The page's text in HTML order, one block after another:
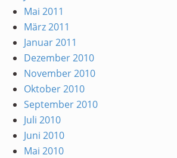
Mai 2011
März 2011
Januar 2011
Dezember 2010
November 2010
Oktober 2010
September 2010
Juli 2010
Juni 2010
Mai 2010